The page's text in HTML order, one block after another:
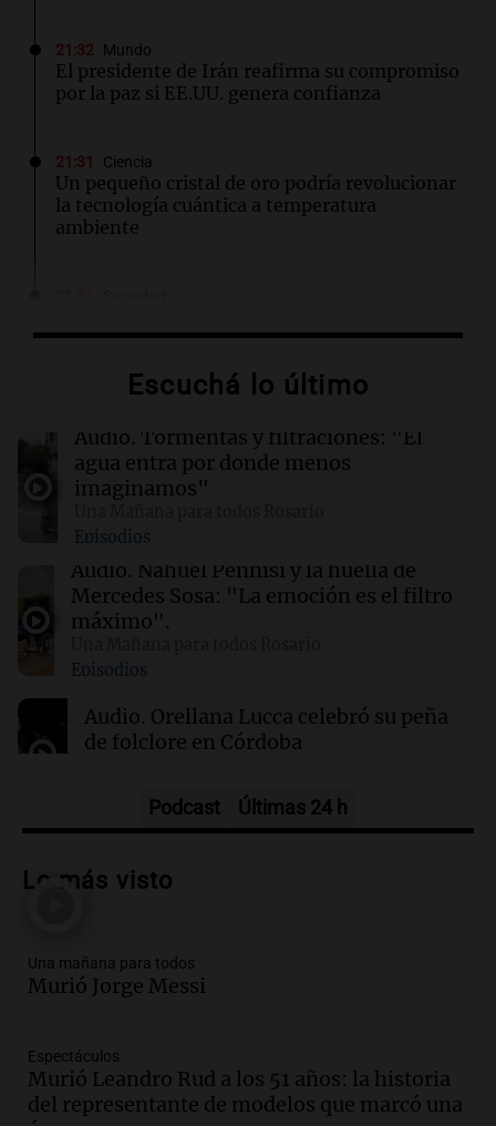
21:32 Mundo
El presidente de Irán reafirma su compromiso
por la paz si EE.UU. genera confianza
21:31 Ciencia
Un pequeño cristal de oro podría revolucionar
la tecnología cuántica a temperatura
ambiente
hombre murió tras descompensarse en
21:28 Fútbol
Instituto busca ganarle de local a Gimnasia de
Mendoza para coronar el festejo por sus 108
años
21:28 Deportes
Lionel Messi llega al Cementerio El Prado para
despedir a su padre
21:22 Mundo
Veranos secos y calurosos amenazan diques
de los Países Bajos y comercio fluvial en
Alemania
Escuchá lo último
Audio. Tormentas y filtraciones: "El
agua entra por donde menos
imaginamos"
Episodios
Audio. Nahuel Pennisi y la huella de
Mercedes Sosa: "La emoción es el filtro
máximo".
Episodios
Audio. Orellana Lucca celebró su peña
de folclore en Córdoba
Audio.Trágico accidente en Mendoza:
vehículos desde un puente
Audio.Tragedia en Mendoza: un muerto
y cinco heridos tras caer dos autos desde
Episodios
Audio.Messi llegará esta noche a
Podcast Últimas 24 h
Lo más visto
Una mañana para todos
Murió Jorge Messi
Espectáculos
Murió Leandro Rud a los 51 años: la historia
del representante de modelos que marcó una